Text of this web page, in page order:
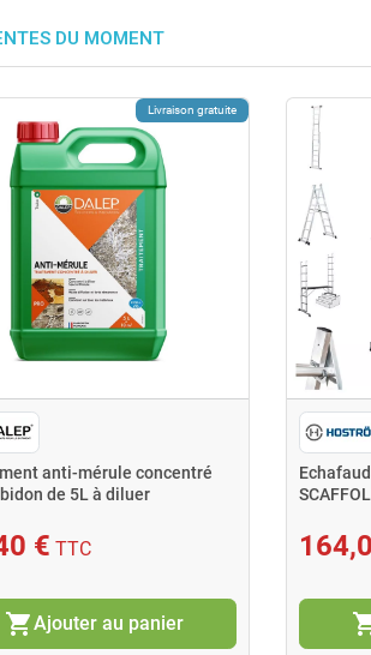
DU MOMENT
Livraison gratuite
anti-mérule concentré
de 5L à diluer
€ TTC
shopping_cartAjouter au panier